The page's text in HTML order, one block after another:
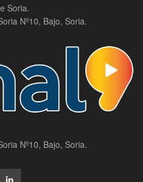
Soria.
Nº10, Bajo, Soria.
Nº10, Bajo, Soria.